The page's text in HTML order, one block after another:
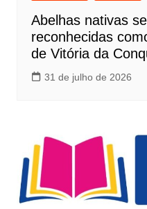
Abelhas nativas
reconhecidas
de Vitória da
31 de julho de 2026